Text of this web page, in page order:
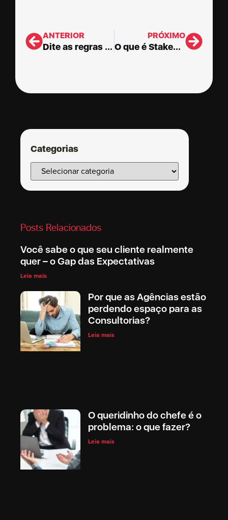
ANTERIOR
Dite as regras da Negociação em sua Consultoria
PRÓXIMO
O que é Stakeholders: significado, identificação e priorização
Categorias
Posts Relacionados
Você sabe o que seu cliente realmente
quer – o Gap das Expectativas
Leia mais
Por que as Agências estão
perdendo espaço para as
Consultorias?
Leia mais
O queridinho do chefe é o
problema: o que fazer?
Leia mais